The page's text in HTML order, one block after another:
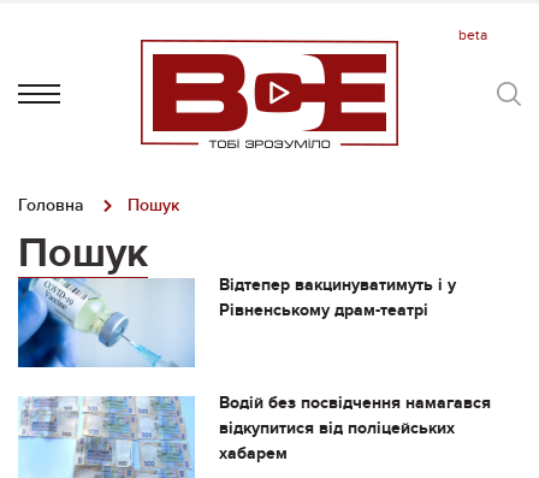
Головна Пошук
Пошук
Відтепер вакцинуватимуть і у
Рівненському драм-театрі
Водій без посвідчення намагався
відкупитися від поліцейських
хабарем